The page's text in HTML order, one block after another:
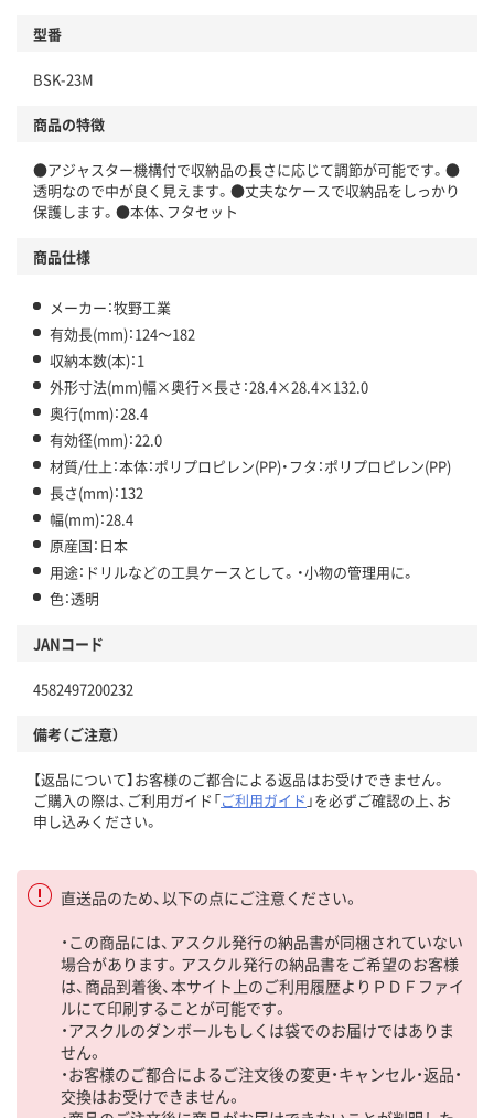
型番
BSK-23M
商品の特徴
●アジャスター機構付で収納品の長さに応じて調節が可能です。●
透明なので中が良く見えます。●丈夫なケースで収納品をしっかり
保護します。●本体、フタセット
商品仕様
メーカー：牧野工業
有効長(mm)：124～182
収納本数(本)：1
外形寸法(mm)幅×奥行×長さ：28.4×28.4×132.0
奥行(mm)：28.4
有効径(mm)：22.0
材質/仕上：本体：ポリプロピレン(PP)・フタ：ポリプロピレン(PP)
長さ(mm)：132
幅(mm)：28.4
原産国：日本
用途：ドリルなどの工具ケースとして。・小物の管理用に。
色：透明
JANコード
4582497200232
備考（ご注意）
【返品について】お客様のご都合による返品はお受けできません。
ご購入の際は、ご利用ガイド「ご利用ガイド 」を必ずご確認の上、お
申し込みください。
直送品のため、以下の点にご注意ください。
・この商品には、アスクル発行の納品書が同梱されていない
場合があります。アスクル発行の納品書をご希望のお客様
は、商品到着後、本サイト上のご利用履歴よりＰＤＦファイ
ルにて印刷することが可能です。
・アスクルのダンボールもしくは袋でのお届けではありま
せん。
・お客様のご都合によるご注文後の変更・キャンセル・返品・
交換はお受けできません。